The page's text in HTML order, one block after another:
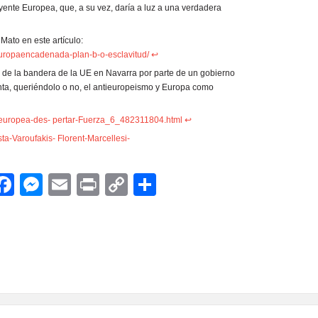
Europea, que, a su vez, daría a luz a una verdadera
en este artículo:
plan-b-o-esclavitud/ ↩
la bandera de la UE en Navarra por parte de un gobierno
queriéndolo o no, el antieuropeismo y Europa como
des- pertar-Fuerza_6_482311804.html ↩
Varoufakis- Florent-Marcellesi-
Facebook
Messenger
EmailPrintCopy